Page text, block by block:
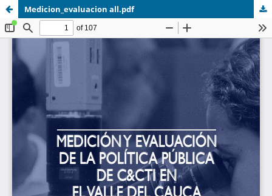
Medicion_evaluacion all.pdf